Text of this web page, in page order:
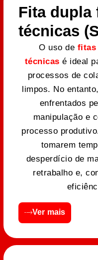
Fita dupla
técnicas
O uso de fitas
técnicas é ideal
processos de
limpos. No
enfrentados
manipulação e
processo
tomarem
desperdício de
retrabalho e,
Ver mais